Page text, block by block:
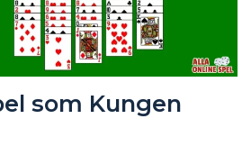
som Kungen